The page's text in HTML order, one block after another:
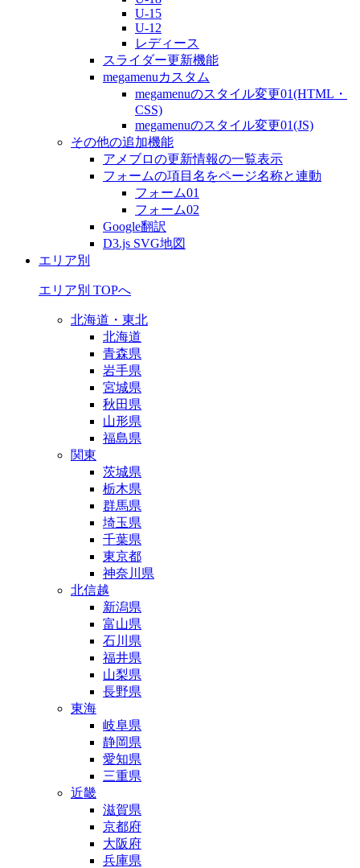
U-15
U-12
レディース
スライダー更新機能
megamenuカスタム
megamenuのスタイル変更01(HTML・
CSS)
megamenuのスタイル変更01(JS)
その他の追加機能
アメブロの更新情報の一覧表示
フォームの項目名をページ名称と連動
フォーム01
フォーム02
Google翻訳
D3.js SVG地図
エリア別
エリア別 TOPへ
北海道・東北
北海道
青森県
岩手県
宮城県
秋田県
山形県
福島県
関東
茨城県
栃木県
群馬県
埼玉県
千葉県
東京都
神奈川県
北信越
新潟県
富山県
石川県
福井県
山梨県
長野県
東海
岐阜県
静岡県
愛知県
三重県
近畿
滋賀県
京都府
大阪府
兵庫県